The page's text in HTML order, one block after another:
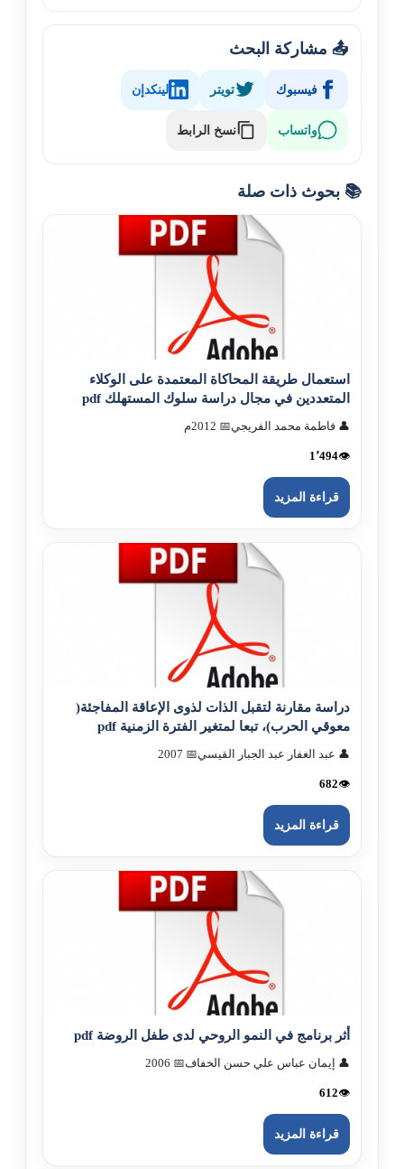
📤 مشاركة البحث
فيسبوك تويتر لينكدإن
واتساب نسخ الرابط
📚 بحوث ذات صلة
استعمال طريقة المحاكاة المعتمدة على الوكلاء
المتعددين في مجال دراسة سلوك المستهلك pdf
👤 فاطمة محمد الفريجي📅 2012م
👁️1٬494
قراءة المزيد
دراسة مقارنة لتقبل الذات لذوى الإعاقة المفاجئة(
معوقي الحرب)، تبعا لمتغير الفترة الزمنية pdf
👤 عبد الغفار عبد الجبار القيسي📅 2007
👁️
682
قراءة المزيد
أثر برنامج في النمو الروحي لدى طفل الروضة pdf
👤 إيمان عباس علي حسن الخفاف📅 2006
👁️
612
قراءة المزيد